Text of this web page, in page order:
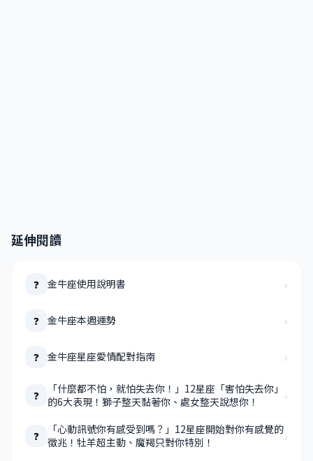
延伸閱讀
❓ 金牛座使用說明書 ›
❓ 金牛座本週運勢 ›
❓ 金牛座星座愛情配對指南 ›
❓
「什麼都不怕，就怕失去你！」12星座「害怕失去你」
的6大表現！獅子整天黏著你、處女整天說想你！
›
❓
「心動訊號你有感受到嗎？」12星座開始對你有感覺的
徵兆！牡羊超主動、魔羯只對你特別！
›